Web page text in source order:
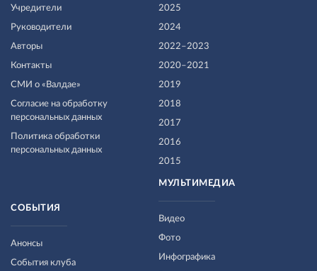
Учредители
Руководители
Авторы
Контакты
СМИ о «Валдае»
Согласие на обработку
персональных данных
Политика обработки
персональных данных
2025
2024
2022–2023
2020–2021
2019
2018
2017
2016
2015
МУЛЬТИМЕДИА
Видео
Фото
Инфографика
СОБЫТИЯ
Анонсы
События клуба